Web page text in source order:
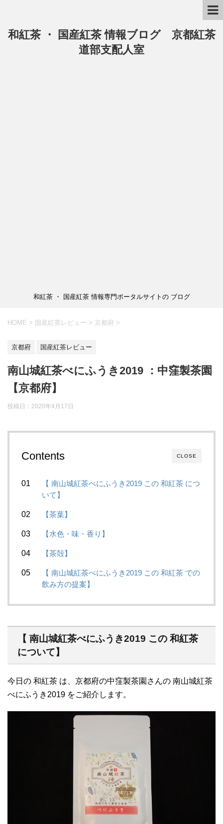
和紅茶 ・ 国産紅茶 情報ブログ 京都紅茶
道部支配人室
和紅茶 ・ 国産紅茶 情報専門ポータルサイトの ブログ
HOME > 国産紅茶レビュー > 京都府 >
京都府 国産紅茶レビュー
南山城紅茶べにふうき2019 ：中窪製茶園
【京都府】
投稿日：2020年4月17日
CLOSE
Contents
【 南山城紅茶べにふうき2019 この 和紅茶 につ
いて】
【茶葉】
【水色・味・香り】
【茶殻】
【 南山城紅茶べにふうき2019 この 和紅茶 での
飲み方の提案】
【 南山城紅茶べにふうき2019 この 和紅茶
について】
今日の 和紅茶 は、京都府の中窪製茶園さんの 南山城紅茶
べにふうき2019 をご紹介します。